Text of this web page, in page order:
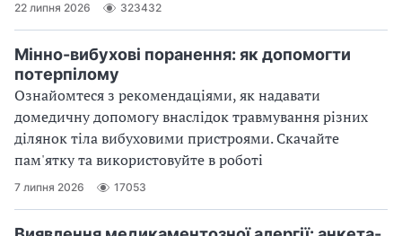
22 липня 2026 323432
Мінно-вибухові поранення: як допомогти
потерпілому
Ознайомтеся з рекомендаціями, як надавати
домедичну допомогу внаслідок травмування різних
ділянок тіла вибуховими пристроями. Скачайте
пам'ятку та використовуйте в роботі
7 липня 2026 17053